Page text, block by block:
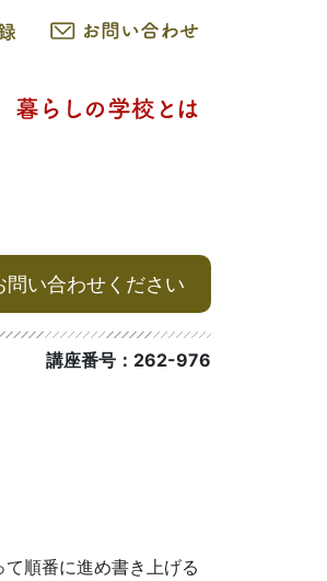
問い合わせください
講座番号：262-976
順番に進め書き上げる